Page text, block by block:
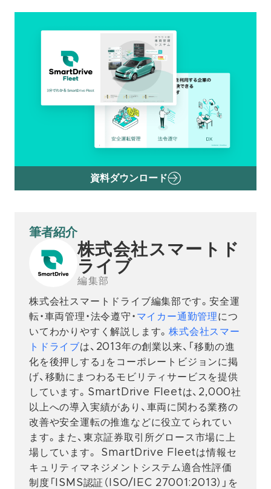
資料ダウンロード
筆者紹介
株式会社スマートド
ライブ
編集部
株式会社スマートドライブ編集部です。安全運
転・車両管理・法令遵守・ マイカー通勤管理につ
いてわかりやすく解説します。株式会社スマー
トドライブは、2013年の創業以来、「移動の進
化を後押しする」をコーポレートビジョンに掲
げ、移動にまつわるモビリティサービスを提供
しています。SmartDrive Fleetは、2,000社
以上への導入実績があり、車両に関わる業務の
改善や安全運転の推進などに役立てられてい
ます。また、東京証券取引所グロース市場に上
場しています。 SmartDrive Fleetは情報セ
キュリティマネジメントシステム適合性評価
制度「ISMS認証（ISO/IEC 27001:2013）」を